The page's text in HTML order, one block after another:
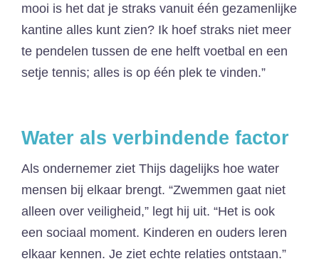
mooi is het dat je straks vanuit één gezamenlijke
kantine alles kunt zien? Ik hoef straks niet meer
te pendelen tussen de ene helft voetbal en een
setje tennis; alles is op één plek te vinden.”
Water als verbindende factor
Als ondernemer ziet Thijs dagelijks hoe water
mensen bij elkaar brengt. “Zwemmen gaat niet
alleen over veiligheid,” legt hij uit. “Het is ook
een sociaal moment. Kinderen en ouders leren
elkaar kennen. Je ziet echte relaties ontstaan.”